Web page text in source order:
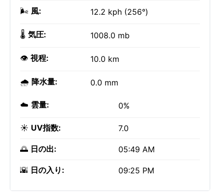
🌬️ 風: 12.2 kph (256°)
🌡️ 気圧: 1008.0 mb
👁️ 視程: 10.0 km
🌧️ 降水量: 0.0 mm
☁️ 雲量: 0%
☀️ UV指数: 7.0
🌅 日の出: 05:49 AM
🌇 日の入り: 09:25 PM